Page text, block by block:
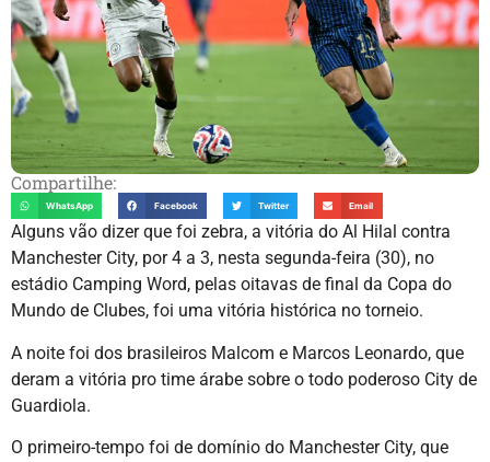
Compartilhe:
WhatsApp Facebook Twitter Email
Alguns vão dizer que foi zebra, a vitória do Al Hilal contra
Manchester City, por 4 a 3, nesta segunda-feira (30), no
estádio Camping Word, pelas oitavas de final da Copa do
Mundo de Clubes, foi uma vitória histórica no torneio.
A noite foi dos brasileiros Malcom e Marcos Leonardo, que
deram a vitória pro time árabe sobre o todo poderoso City de
Guardiola.
O primeiro-tempo foi de domínio do Manchester City, que